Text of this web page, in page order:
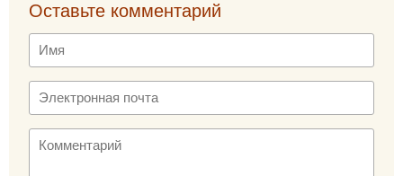
Оставьте комментарий